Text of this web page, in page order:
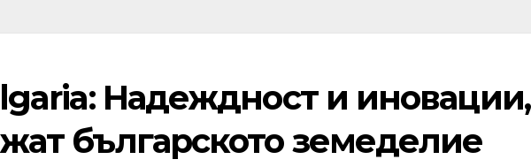
Надеждност и иновации,
българското земеделие